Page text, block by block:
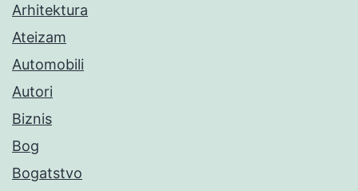
Arhitektura
Ateizam
Automobili
Autori
Biznis
Bog
Bogatstvo